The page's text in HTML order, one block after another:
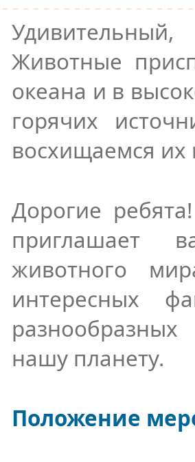
Животные
океана и в
горячих
восхищаемся их
Дорогие
приглашает
животного
интересных
нашу планету.
Положение